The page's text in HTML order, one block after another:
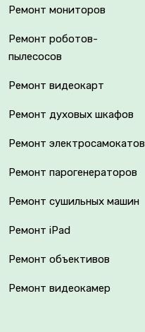
Ремонт мониторов
Ремонт роботов-
пылесосов
Ремонт видеокарт
Ремонт духовых шкафов
Ремонт электросамокатов
Ремонт парогенераторов
Ремонт сушильных машин
Ремонт iPad
Ремонт объективов
Ремонт видеокамер